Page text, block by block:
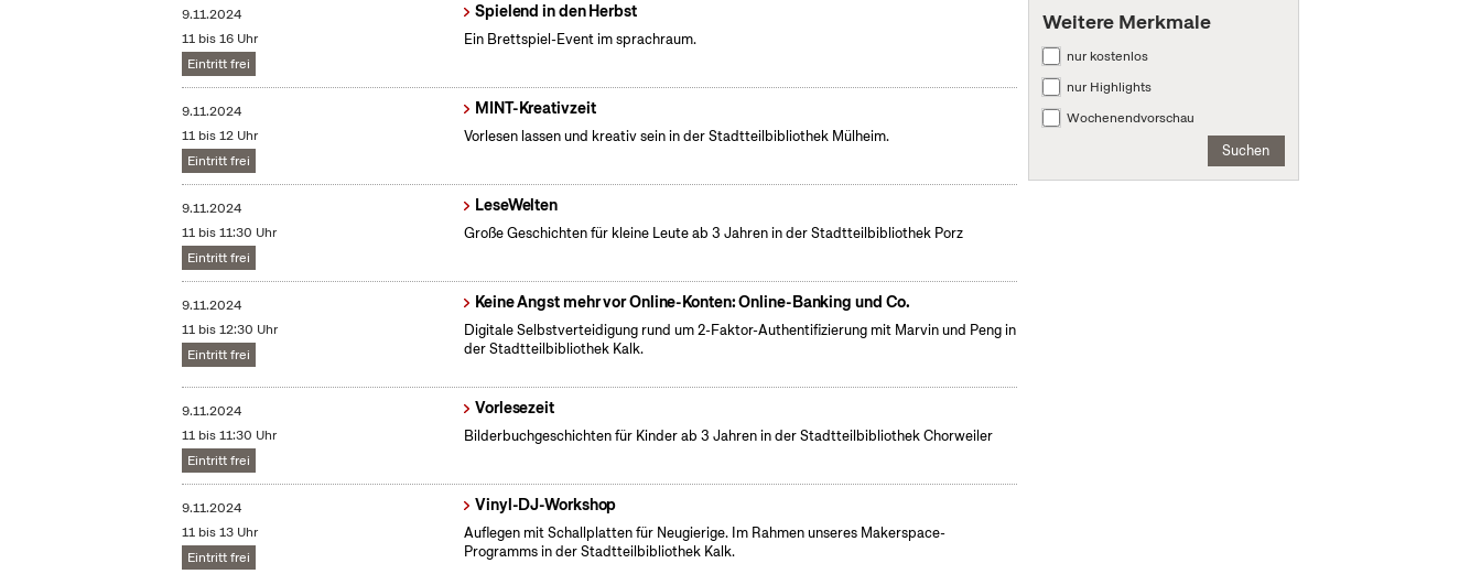
9.11.2024
11 bis 16 Uhr
Eintritt frei
Spielend in den Herbst
Ein Brettspiel-Event im sprachraum.
9.11.2024
11 bis 12 Uhr
Eintritt frei
MINT-Kreativzeit
Vorlesen lassen und kreativ sein in der Stadtteilbibliothek Mülheim.
9.11.2024
11 bis 11:30 Uhr
Eintritt frei
LeseWelten
Große Geschichten für kleine Leute ab 3 Jahren in der Stadtteilbibliothek Porz
9.11.2024
11 bis 12:30 Uhr
Eintritt frei
Keine Angst mehr vor Online-Konten: Online-Banking und Co.
Digitale Selbstverteidigung rund um 2-Faktor-Authentifizierung mit Marvin und Peng in
der Stadtteilbibliothek Kalk.
9.11.2024
11 bis 11:30 Uhr
Eintritt frei
Vorlesezeit
Bilderbuchgeschichten für Kinder ab 3 Jahren in der Stadtteilbibliothek Chorweiler
9.11.2024
11 bis 13 Uhr
Eintritt frei
Vinyl-DJ-Workshop
Auflegen mit Schallplatten für Neugierige. Im Rahmen unseres Makerspace-
Programms in der Stadtteilbibliothek Kalk.
Weitere Merkmale
nur kostenlos
nur Highlights
Wochenendvorschau
Suchen